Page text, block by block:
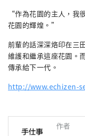
“作為花園的主人，我
花園的輝煌。”
前輩的話深深烙印在三
維護和繼承這座花園。
傳承給下一代。
http://www.echizen-
作者